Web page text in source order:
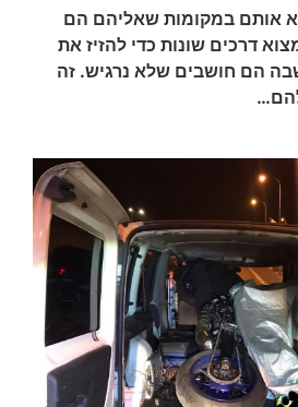
אותם במקומות שאליהם הם
דרכים שונות כדי להזיז את
הם חושבים שלא נרגיש. זה